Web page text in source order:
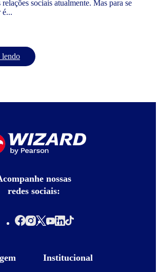
relações sociais atualmente. Mas para se
é...
lendo
nossas
redes sociais:
Institucional